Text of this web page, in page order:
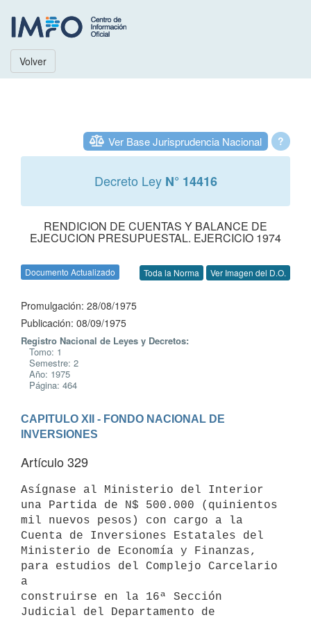
Volver
?
Ver Base Jurisprudencia Nacional
Decreto Ley N° 14416
RENDICION DE CUENTAS Y BALANCE DE
EJECUCION PRESUPUESTAL. EJERCICIO 1974
Documento Actualizado Toda la Norma Ver Imagen del D.O.
Promulgación: 28/08/1975
Publicación: 08/09/1975
Registro Nacional de Leyes y Decretos:
Tomo: 1
Semestre: 2
Año: 1975
Página: 464
CAPITULO XII - FONDO NACIONAL DE
INVERSIONES
Artículo 329
Asígnase al Ministerio del Interior
una Partida de N$ 500.000 (quinientos
mil nuevos pesos) con cargo a la
Cuenta de Inversiones Estatales del
Ministerio de Economía y Finanzas,
para estudios del Complejo Carcelario
a
construirse en la 16ª Sección
Judicial del Departamento de